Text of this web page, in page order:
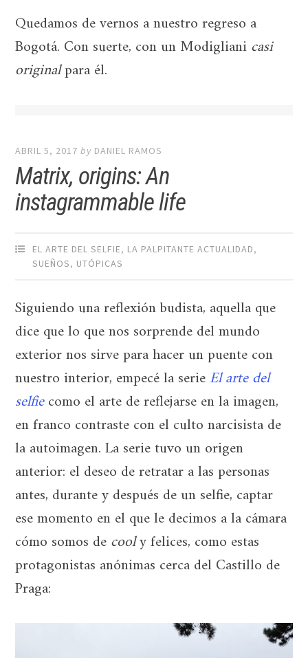
Quedamos de vernos a nuestro regreso a
Bogotá. Con suerte, con un Modiglianicasi
originalpara él.
ABRIL 5, 2017 by DANIEL RAMOS
Matrix, origins: An
instagrammable life
EL ARTE DEL SELFIE, LA PALPITANTE ACTUALIDAD,
SUEÑOS, UTÓPICAS
Siguiendo una reflexión budista, aquella que
dice que lo que nos sorprende del mundo
exterior nos sirve para hacer un puente con
nuestro interior, empecé la serieEl arte del
selfiecomo el arte de reflejarse en la imagen,
en franco contraste con el culto narcisista de
la autoimagen. La serie tuvo un origen
anterior: el deseo de retratar a las personas
antes, durante y después de un selfie, captar
ese momento en el que le decimos a la cámara
cómo somos decooly felices, como estas
protagonistas anónimas cerca del Castillo de
Praga: